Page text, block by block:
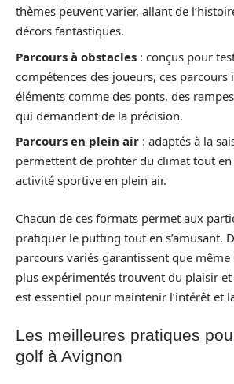
thèmes peuvent varier, allant de
décors fantastiques.
Parcours à obstacles : conçus pour
compétences des joueurs, ces parcours
éléments comme des ponts, des
qui demandent de la précision.
Parcours en plein air : adaptés à la
permettent de profiter du climat tout en
activité sportive en plein air.
Chacun de ces formats permet aux
pratiquer le putting tout en s’amusant.
parcours variés garantissent que
plus expérimentés trouvent du plaisir et
est essentiel pour maintenir l’intérêt et
Les meilleures pratiques
golf à Avignon